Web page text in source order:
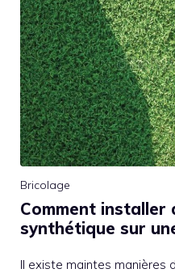
Bricolage
Comment installer
synthétique sur
Il existe maintes manières